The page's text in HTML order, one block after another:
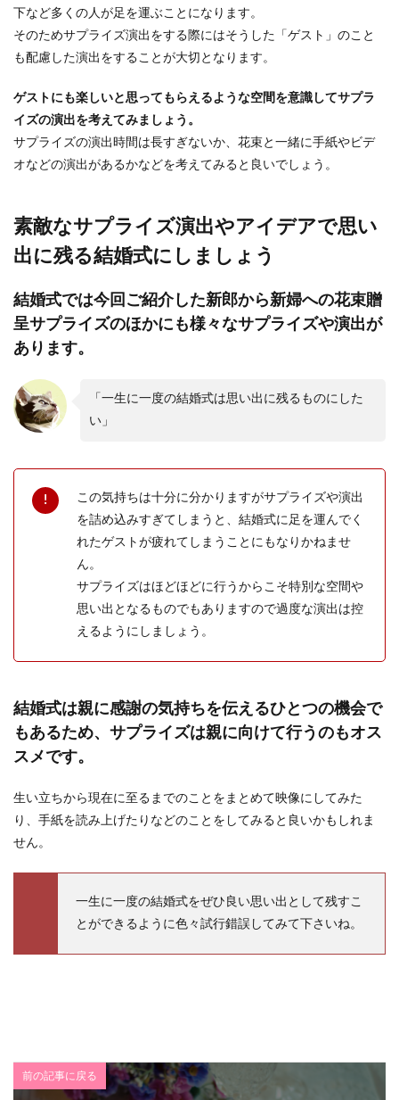
下など多くの人が足を運ぶことになります。
そのためサプライズ演出をする際にはそうした「ゲスト」のこと
も配慮した演出をすることが大切となります。
ゲストにも楽しいと思ってもらえるような空間を意識してサプラ
イズの演出を考えてみましょう。
サプライズの演出時間は長すぎないか、花束と一緒に手紙やビデ
オなどの演出があるかなどを考えてみると良いでしょう。
素敵なサプライズ演出やアイデアで思い
出に残る結婚式にしましょう
結婚式では今回ご紹介した新郎から新婦への花束贈
呈サプライズのほかにも様々なサプライズや演出が
あります。
「一生に一度の結婚式は思い出に残るものにした
い」
この気持ちは十分に分かりますがサプライズや演出
を詰め込みすぎてしまうと、結婚式に足を運んでく
れたゲストが疲れてしまうことにもなりかねませ
ん。
サプライズはほどほどに行うからこそ特別な空間や
思い出となるものでもありますので過度な演出は控
えるようにしましょう。
結婚式は親に感謝の気持ちを伝えるひとつの機会で
もあるため、サプライズは親に向けて行うのもオス
スメです。
生い立ちから現在に至るまでのことをまとめて映像にしてみた
り、手紙を読み上げたりなどのことをしてみると良いかもしれま
せん。
一生に一度の結婚式をぜひ良い思い出として残すこ
とができるように色々試行錯誤してみて下さいね。
前の記事に戻る